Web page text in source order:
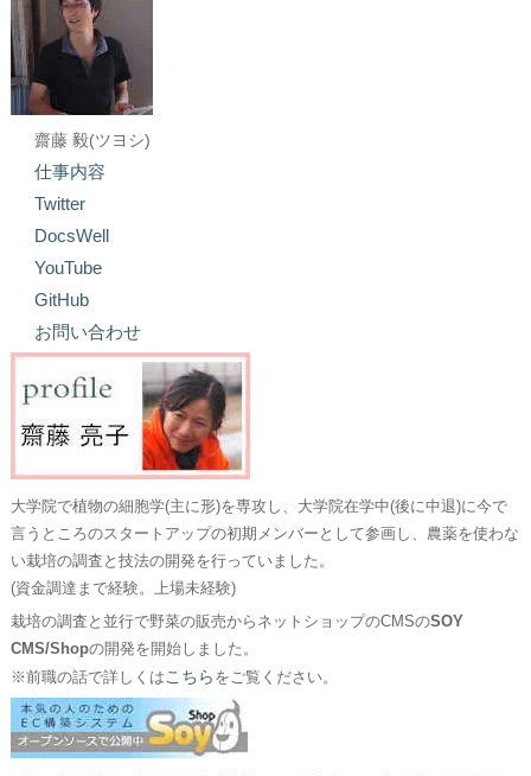
齋藤 毅(ツヨシ)
仕事内容
Twitter
DocsWell
YouTube
GitHub
お問い合わせ
大学院で植物の細胞学(主に形)を専攻し、大学院在学中(後に中退)に今で
言うところのスタートアップの初期メンバーとして参画し、農薬を使わな
い栽培の調査と技法の開発を行っていました。
(資金調達まで経験。上場未経験)
栽培の調査と並行で野菜の販売からネットショップのCMSのSOY
CMS/Shopの開発を開始しました。
※前職の話で詳しくは こちら をご覧ください。